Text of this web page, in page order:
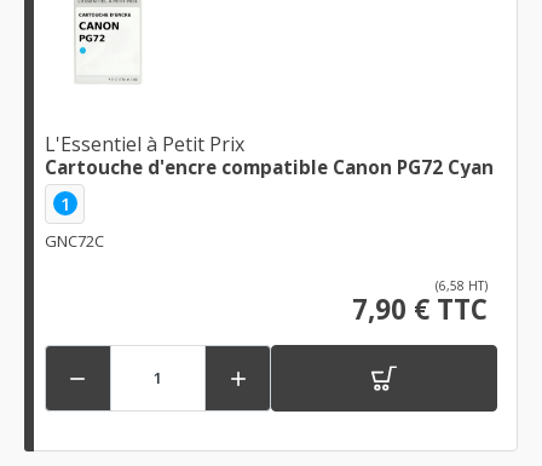
L'Essentiel à Petit Prix
Cartouche d'encre compatible Canon PG72 Cyan
1
GNC72C
(6,58 HT)
7,90 € TTC
 